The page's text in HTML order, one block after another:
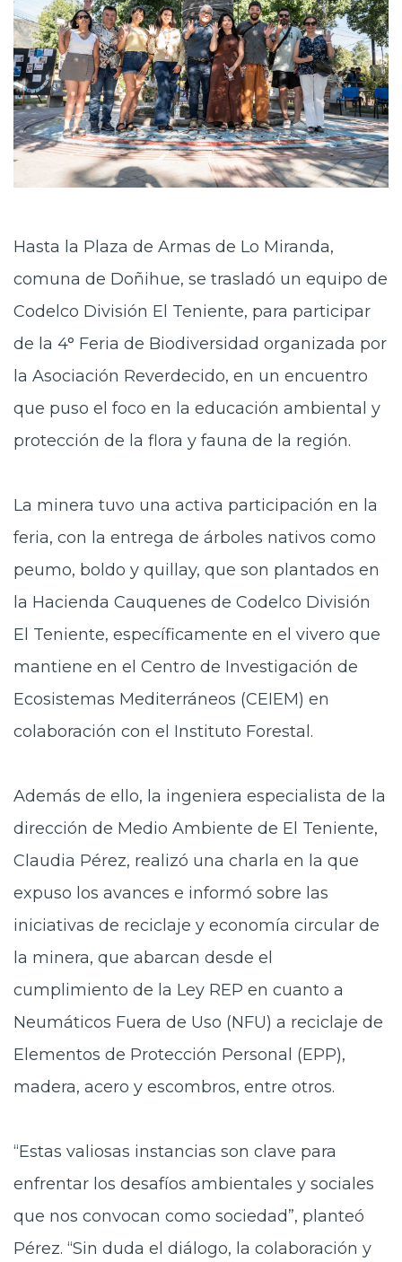
Hasta la Plaza de Armas de Lo Miranda,
comuna de Doñihue, se trasladó un equipo de
Codelco División El Teniente, para participar
de la 4° Feria de Biodiversidad organizada por
la Asociación Reverdecido, en un encuentro
que puso el foco en la educación ambiental y
protección de la flora y fauna de la región.
La minera tuvo una activa participación en la
feria, con la entrega de árboles nativos como
peumo, boldo y quillay, que son plantados en
la Hacienda Cauquenes de Codelco División
El Teniente, específicamente en el vivero que
mantiene en el Centro de Investigación de
Ecosistemas Mediterráneos (CEIEM) en
colaboración con el Instituto Forestal.
Además de ello, la ingeniera especialista de la
dirección de Medio Ambiente de El Teniente,
Claudia Pérez, realizó una charla en la que
expuso los avances e informó sobre las
iniciativas de reciclaje y economía circular de
la minera, que abarcan desde el
cumplimiento de la Ley REP en cuanto a
Neumáticos Fuera de Uso (NFU) a reciclaje de
Elementos de Protección Personal (EPP),
madera, acero y escombros, entre otros.
“Estas valiosas instancias son clave para
enfrentar los desafíos ambientales y sociales
que nos convocan como sociedad”, planteó
Pérez. “Sin duda el diálogo, la colaboración y